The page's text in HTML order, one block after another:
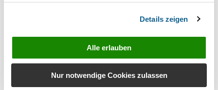
Details zeigen
Alle erlauben
Nur notwendige Cookies zulassen
Datenübermittlungen an andere öffentliche Stellen
im manuellen Verfahrengem. Nummer 34.1.1.3 zu §
34 BMG:
„Die Person wurde nicht oder nicht eindeutig